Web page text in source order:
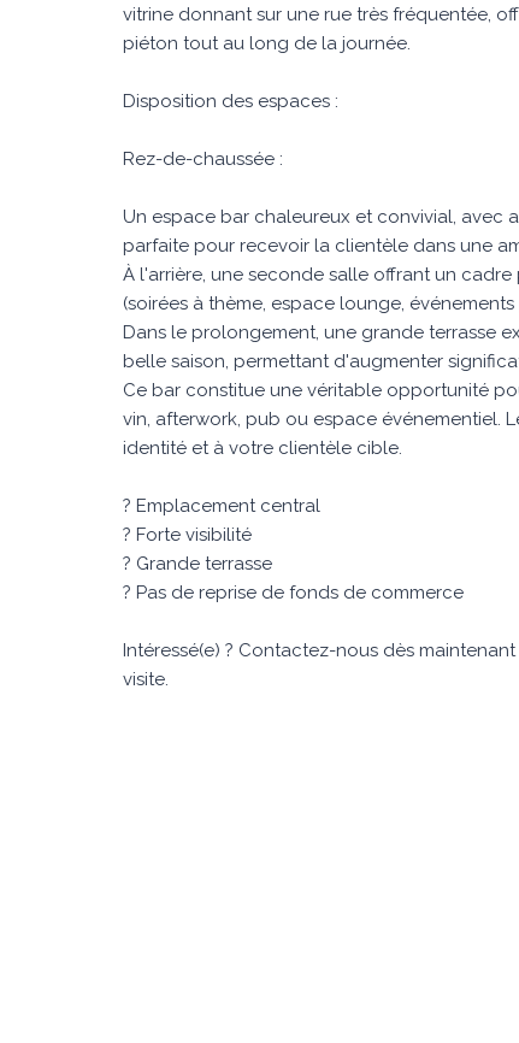
vitrine donnant sur une rue très fréquentée,
piéton tout au long de la journée.
Disposition des espaces :
Rez-de-chaussée :
Un espace bar chaleureux et convivial, avec
parfaite pour recevoir la clientèle dans une
À l'arrière, une seconde salle offrant un
(soirées à thème, espace lounge, événements
Dans le prolongement, une grande terrasse
belle saison, permettant d'augmenter
Ce bar constitue une véritable opportunité
vin, afterwork, pub ou espace événementiel.
identité et à votre clientèle cible.
? Emplacement central
? Forte visibilité
? Grande terrasse
? Pas de reprise de fonds de commerce
Intéressé(e) ? Contactez-nous dès
visite.